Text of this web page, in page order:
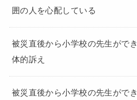
囲の人を心配している
被災直後から小学校の先生がで
体的訴え
被災直後から小学校の先生がで